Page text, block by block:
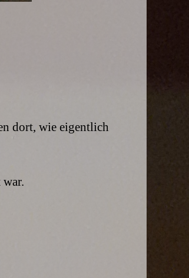
dort, wie eigentlich